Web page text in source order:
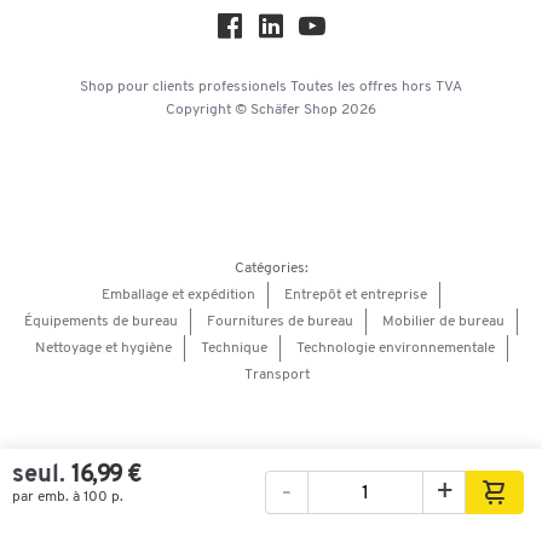
seul. 16,99 €
par emb. à 100 p. - +
Vue à 360
Shop pour clients professionels Toutes les offres hors TVA
Copyright © Schäfer Shop 2026
Catégories:
Emballage et expédition
Entrepôt et entreprise
Équipements de bureau
Fournitures de bureau
Mobilier de bureau
Nettoyage et hygiène
Technique
Technologie environnementale
Transport